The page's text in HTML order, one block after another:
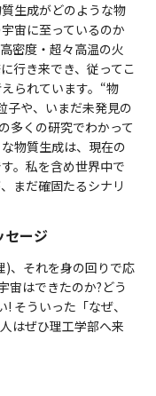
生成がどのような物
宙に至っているのか
密度・超々高温の火
行き来でき、従ってこ
られています。“物
子や、いまだ未発見の
多くの研究でわかって
物質生成は、現在の
。私を含め世界中で
まだ確固たるシナリ
セージ
)、それを身の回りで応
宙はできたのか?どう
そういった「なぜ、
はぜひ理工学部へ来